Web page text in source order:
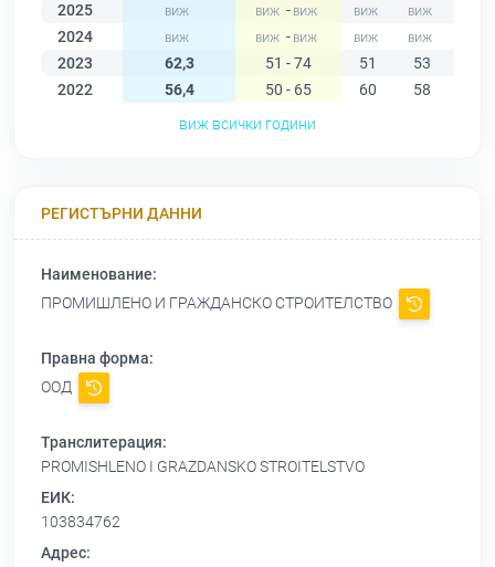
2025
-
2024
-
2023
62,3 51 - 74 51 53
2022
56,4 50 - 65 60 58
виж всички години
РЕГИСТЪРНИ ДАННИ
Наименование:
ПРОМИШЛЕНО И ГРАЖДАНСКО СТРОИТЕЛСТВО
Правна форма:
ООД
Транслитерация:
PROMISHLENO I GRAZDANSKO STROITELSTVO
ЕИК:
103834762
Адрес: